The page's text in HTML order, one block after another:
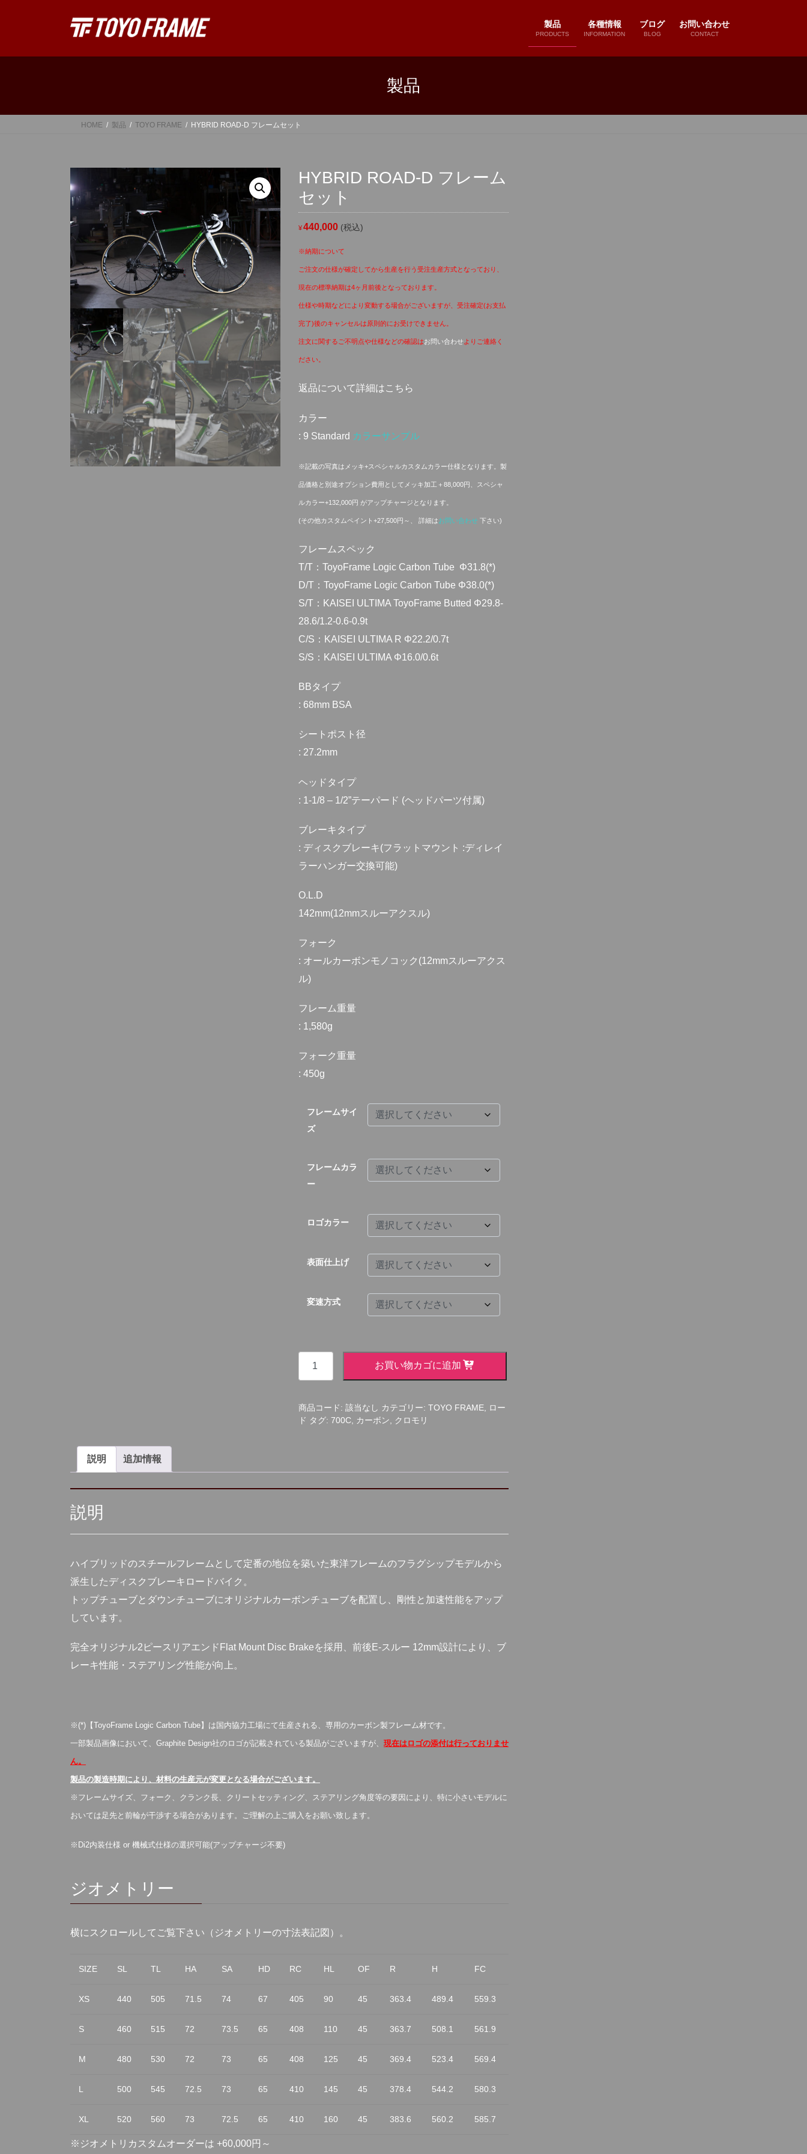
製品
PRODUCTS
各種情報
INFORMATION
ブログ
BLOG
お問い合わせ
CONTACT
製品
HOME 製品 TOYO FRAME HYBRID ROAD-D フレームセット
HYBRID ROAD-D フレーム
セット
¥440,000 (税込)
※納期について
ご注文の仕様が確定してから生産を行う受注生産方式となっており、
現在の標準納期は4ヶ月前後となっております。
仕様や時期などにより変動する場合がございますが、受注確定(お支払
完了)後のキャンセルは原則的にお受けできません。
注文に関するご不明点や仕様などの確認はお問い合わせよりご連絡く
ださい。
返品について詳細はこちら
カラー
: 9 Standard カラーサンプル
※記載の写真はメッキ+スペシャルカスタムカラー仕様となります。製
品価格と別途オプション費用としてメッキ加工＋88,000円、スペシャ
ルカラー+132,000円 がアップチャージとなります。
(その他カスタムペイント+27,500円～、 詳細はお問い合わせ 下さい)
フレームスペック
T/T：ToyoFrame Logic Carbon Tube Φ31.8(*)
D/T：ToyoFrame Logic Carbon Tube Φ38.0(*)
S/T：KAISEI ULTIMA ToyoFrame Butted Φ29.8-
28.6/1.2-0.6-0.9t
C/S：KAISEI ULTIMA R Φ22.2/0.7t
S/S：KAISEI ULTIMA Φ16.0/0.6t
BBタイプ
: 68mm BSA
シートポスト径
: 27.2mm
ヘッドタイプ
: 1-1/8 – 1/2”テーパード (ヘッドパーツ付属)
ブレーキタイプ
: ディスクブレーキ(フラットマウント :ディレイ
ラーハンガー交換可能)
O.L.D
142mm(12mmスルーアクスル)
フォーク
: オールカーボンモノコック(12mmスルーアクス
ル)
フレーム重量
: 1,580g
フォーク重量
: 450g
フレームサイ
ズ
フレームカラ
ー
ロゴカラー
表面仕上げ
変速方式
ROAD-
フ
レ
ッ
ト
お買い物カゴに追加
商品コード: 該当なし カテゴリー: TOYO FRAME,
ロー
ド タグ: 700C, カーボン クロモリ
説明 追加情報
説明
ハイブリッドのスチールフレームとして定番の地位を築いた東洋フレームのフラグシップモデルから
派生したディスクブレーキロードバイク。
トップチューブとダウンチューブにオリジナルカーボンチューブを配置し、剛性と加速性能をアップ
しています。
完全オリジナル2ピースリアエンドFlat Mount Disc Brakeを採用、前後E-スルー 12mm設計により、ブ
レーキ性能・ステアリング性能が向上。
※(*)【ToyoFrame Logic Carbon Tube】は国内協力工場にて生産される、専用のカーボン製フレーム材です。
一部製品画像において、Graphite Design社のロゴが記載されている製品がございますが、 現在はロゴの添付は行っておりませ
ん。
製品の製造時期により、材料の生産元が変更となる場合がございます。
※フレームサイズ、フォーク、クランク長、クリートセッティング、ステアリング角度等の要因により、特に小さいモデルに
おいては足先と前輪が干渉する場合があります。ご理解の上ご購入をお願い致します。
※Di2内装仕様 or 機械式仕様の選択可能(アップチャージ不要)
ジオメトリー
横にスクロールしてご覧下さい（ ジオメトリーの寸法表記図 ）。
SIZE SL TL HA SA HD RC HL OF R H FC
XS 440 505 71.5 74 67 405 90 45 363.4 489.4 559.3
S 460 515 72 73.5 65 408 110 45 363.7 508.1 561.9
M 480 530 72 73 65 408 125 45 369.4 523.4 569.4
L 500 545 72.5 73 65 410 145 45 378.4 544.2 580.3
XL 520 560 73 72.5 65 410 160 45 383.6 560.2 585.7
※ジオメトリカスタムオーダーは +60,000円～